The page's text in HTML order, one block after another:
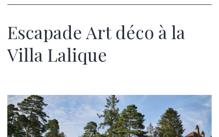
Escapade Art déco à la
Villa Lalique